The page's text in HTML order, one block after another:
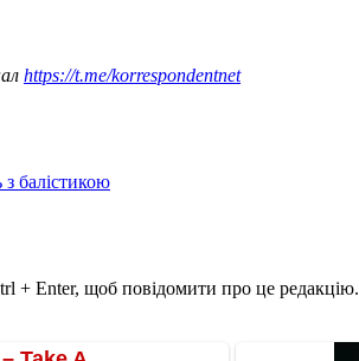
https://t.me/korrespondentnet
балістикою
+ Enter, щоб повідомити про це редакцію.